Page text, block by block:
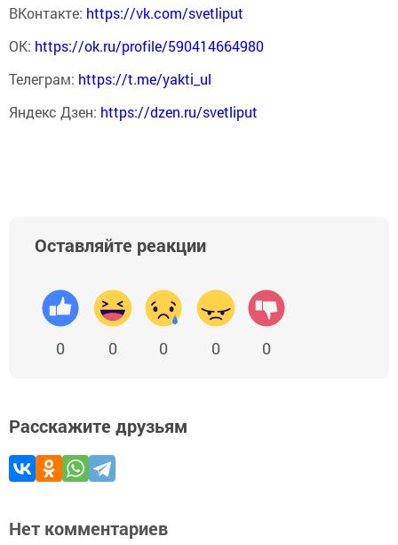
ВКонтакте: https://vk.com/svetliput
ОК: https://ok.ru/profile/590414664980
Телеграм: https://t.me/yakti_ul
Яндекс Дзен: https://dzen.ru/svetliput
Оставляйте реакции
0 0 0 0 0
Расскажите друзьям
Нет комментариев